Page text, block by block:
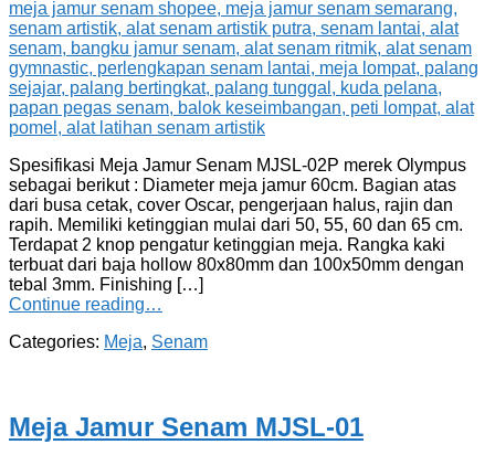
Spesifikasi Meja Jamur Senam MJSL-02P merek Olympus
sebagai berikut : Diameter meja jamur 60cm. Bagian atas
dari busa cetak, cover Oscar, pengerjaan halus, rajin dan
rapih. Memiliki ketinggian mulai dari 50, 55, 60 dan 65 cm.
Terdapat 2 knop pengatur ketinggian meja. Rangka kaki
terbuat dari baja hollow 80x80mm dan 100x50mm dengan
tebal 3mm. Finishing […]
Continue reading…
Categories: Meja, Senam
Meja Jamur Senam MJSL-01